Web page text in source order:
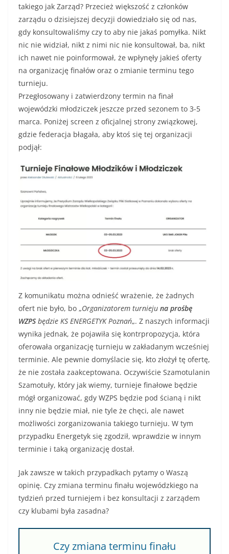
takiego jak Zarząd? Przecież większość z członków
zarządu o dzisiejszej decyzji dowiedziało się od nas,
gdy konsultowaliśmy czy to aby nie jakaś pomyłka. Nikt
nic nie widział, nikt z nimi nic nie konsultował, ba, nikt
ich nawet nie poinformował, że wpłynęły jakieś oferty
na organizację finałów oraz o zmianie terminu tego
turnieju.
Przegłosowany i zatwierdzony termin na finał
wojewódzki młodziczek jeszcze przed sezonem to 3-5
marca. Poniżej screen z oficjalnej strony związkowej,
gdzie federacja błagała, aby ktoś się tej organizacji
podjął:
Z komunikatu można odnieść wrażenie, że żadnych
ofert nie było, bo „Organizatorem turnieju na prośbę
WZPSbędzie KS ENERGETYK Poznań„. Z naszych informacji
wynika jednak, że pojawiła się kontrpropozycja, która
oferowała organizację turnieju w zakładanym wcześniej
terminie. Ale pewnie domyślacie się, kto złożył tę ofertę,
że nie została zaakceptowana. Oczywiście Szamotulanin
Szamotuły, który jak wiemy, turnieje finałowe będzie
mógł organizować, gdy WZPS będzie pod ścianą i nikt
inny nie będzie miał, nie tyle że chęci, ale nawet
możliwości zorganizowania takiego turnieju. W tym
przypadku Energetyk się zgodził, wprawdzie w innym
terminie i taką organizację dostał.
Jak zawsze w takich przypadkach pytamy o Waszą
opinię. Czy zmiana terminu finału wojewódzkiego na
tydzień przed turniejem i bez konsultacji z zarządem
czy klubami była zasadna?
Czy zmiana terminu finału